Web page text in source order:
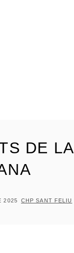
DE LA
2025 BY
CHP SANT FELIU